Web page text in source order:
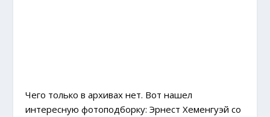
Чего только в архивах нет. Вот нашел
интересную фотоподборку: Эрнест Хеменгуэй со